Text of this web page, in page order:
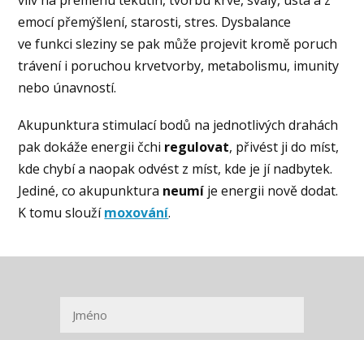
emocí přemýšlení, starosti, stres. Dysbalance
ve funkci sleziny se pak může projevit kromě poruch
trávení i poruchou krvetvorby, metabolismu, imunity
nebo únavností.
Akupunktura stimulací bodů na jednotlivých drahách
pak dokáže energii čchi regulovat, přivést ji do míst,
kde chybí a naopak odvést z míst, kde je jí nadbytek.
Jediné, co akupunktura neumí je energii nově dodat.
K tomu sloužímoxování.